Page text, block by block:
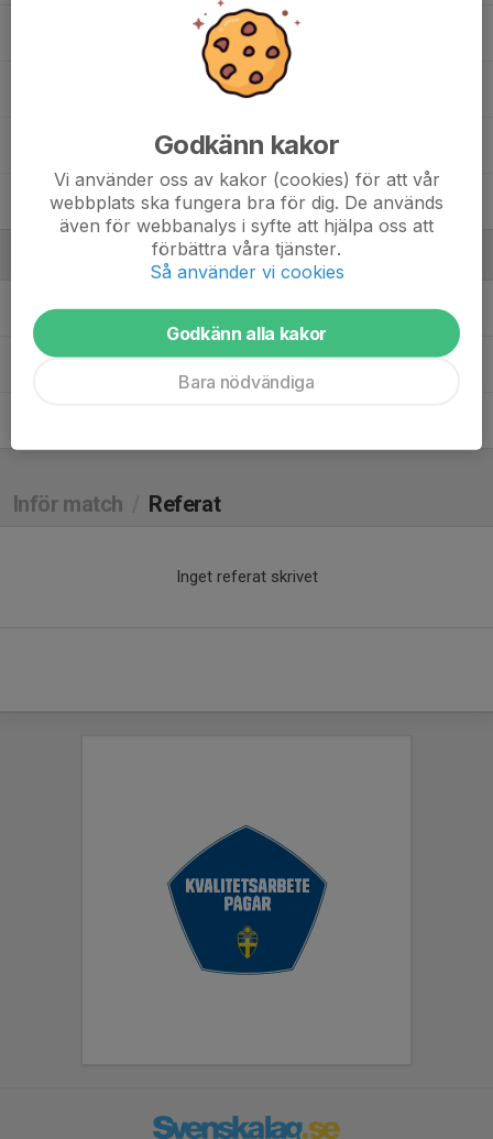
Noel Nilsson
Theodor Walther
Gabriel AydinTränare
Joakim RunqvistLedare
Inför match Referat
Inget referat skrivet
Godkänn kakor
Vi använder oss av kakor (cookies) för att vår
webbplats ska fungera bra för dig. De används
även för webbanalys i syfte att hjälpa oss att
förbättra våra tjänster.
Så använder vi cookies
Godkänn alla kakor
Bara nödvändiga